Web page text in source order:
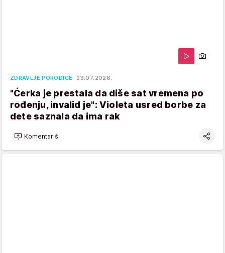
ZDRAVLJE PORODICE 23.07.2026.
"Ćerka je prestala da diše sat vremena po
rođenju, invalid je": Violeta usred borbe za
dete saznala da ima rak
Komentariši